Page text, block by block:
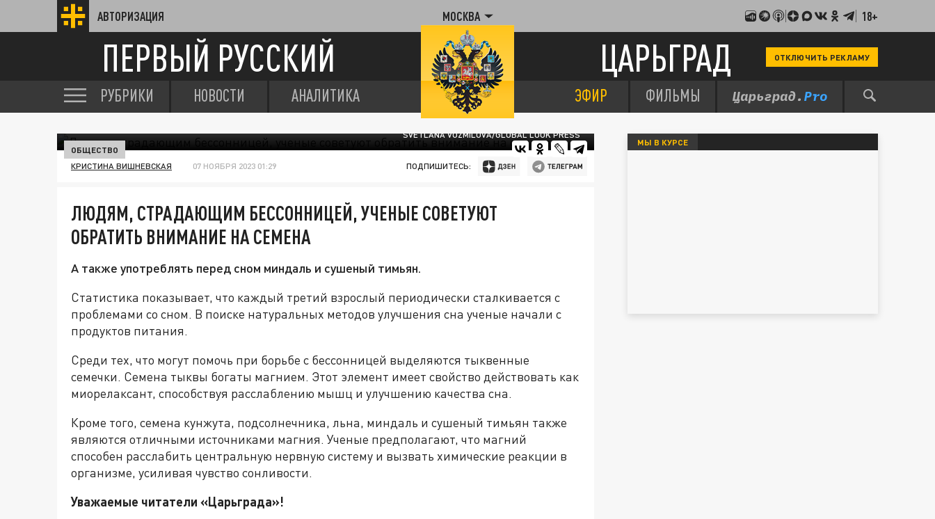
АВТОРИЗАЦИЯ МОСКВА 18+
ПЕРВЫЙ РУССКИЙ ЦАРЬГРАД ОТКЛЮЧИТЬ РЕКЛАМУ
РУБРИКИ НОВОСТИ АНАЛИТИКА ЭФИР ФИЛЬМЫ
SVETLANA VOZMILOVA/GLOBAL LOOK PRESS
ОБЩЕСТВО
КРИСТИНА ВИШНЕВСКАЯ 07 НОЯБРЯ 2023 01:29 ПОДПИШИТЕСЬ:
ЛЮДЯМ, СТРАДАЮЩИМ БЕССОННИЦЕЙ, УЧЕНЫЕ СОВЕТУЮТ
ОБРАТИТЬ ВНИМАНИЕ НА СЕМЕНА
А также употреблять перед сном миндаль и сушеный тимьян.
Статистика показывает, что каждый третий взрослый периодически сталкивается с
проблемами со сном. В поиске натуральных методов улучшения сна ученые начали с
продуктов питания.
Среди тех, что могут помочь при борьбе с бессонницей выделяются тыквенные
семечки. Семена тыквы богаты магнием. Этот элемент имеет свойство действовать как
миорелаксант, способствуя расслаблению мышц и улучшению качества сна.
Кроме того, семена кунжута, подсолнечника, льна, миндаль и сушеный тимьян также
являются отличными источниками магния. Ученые предполагают, что магний
способен расслабить центральную нервную систему и вызвать химические реакции в
организме, усиливая чувство сонливости.
Уважаемые читатели «Царьграда»!
МЫ В КУРСЕ